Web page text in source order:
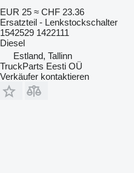
EUR 25 ≈ CHF 23.36
Ersatzteil - Lenkstockschalter
1542529 1422111
Diesel
Estland, Tallinn
TruckParts Eesti OÜ
Verkäufer kontaktieren